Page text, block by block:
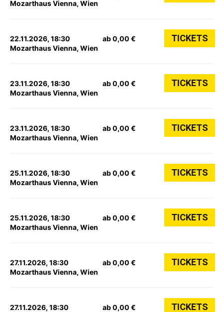
Mozarthaus Vienna, Wien
22.11.2026, 18:30
Mozarthaus Vienna, Wien
ab 0,00 € TICKETS
23.11.2026, 18:30
Mozarthaus Vienna, Wien
ab 0,00 € TICKETS
23.11.2026, 18:30
Mozarthaus Vienna, Wien
ab 0,00 € TICKETS
25.11.2026, 18:30
Mozarthaus Vienna, Wien
ab 0,00 € TICKETS
25.11.2026, 18:30
Mozarthaus Vienna, Wien
ab 0,00 € TICKETS
27.11.2026, 18:30
Mozarthaus Vienna, Wien
ab 0,00 € TICKETS
27.11.2026, 18:30 ab 0,00 € TICKETS